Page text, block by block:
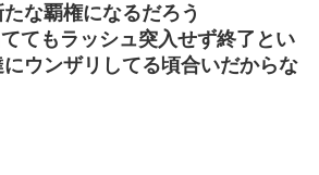
な覇権になるだろう
てもラッシュ突入せず終了とい
ウンザリしてる頃合いだからな